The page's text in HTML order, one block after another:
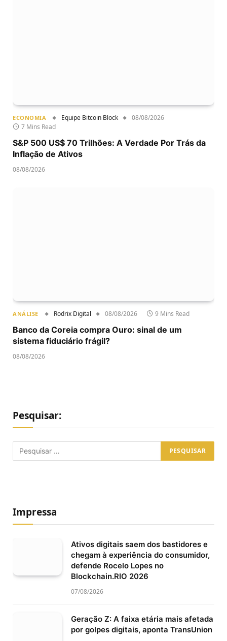
ECONOMIA Equipe Bitcoin Block
08/08/2026
7 Mins Read
S&P 500 US$ 70 Trilhões: A Verdade Por Trás da
Inflação de Ativos
08/08/2026
ANÁLISE Rodrix Digital 08/08/2026 9 Mins Read
Banco da Coreia compra Ouro: sinal de um
sistema fiduciário frágil?
08/08/2026
Pesquisar:
Impressa
Ativos digitais saem dos bastidores e
chegam à experiência do consumidor,
defende Rocelo Lopes no
Blockchain.RIO 2026
07/08/2026
Geração Z: A faixa etária mais afetada
por golpes digitais, aponta TransUnion